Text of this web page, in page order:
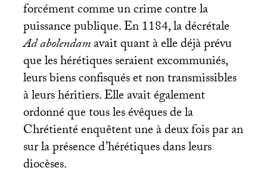
forcément comme un crime contre la
puissance publique. En 1184, la décrétale
Ad abolendamavait quant à elle déjà prévu
que les hérétiques seraient excommuniés,
leurs biens confisqués et non transmissibles
à leurs héritiers. Elle avait également
ordonné que tous les évêques de la
Chrétienté enquêtent une à deux fois par an
sur la présence d’hérétiques dans leurs
diocèses.